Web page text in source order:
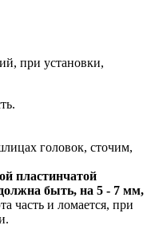
при установки,
головок, сточим,
пластинчатой
быть, на 5 - 7 мм,
часть и ломается, при